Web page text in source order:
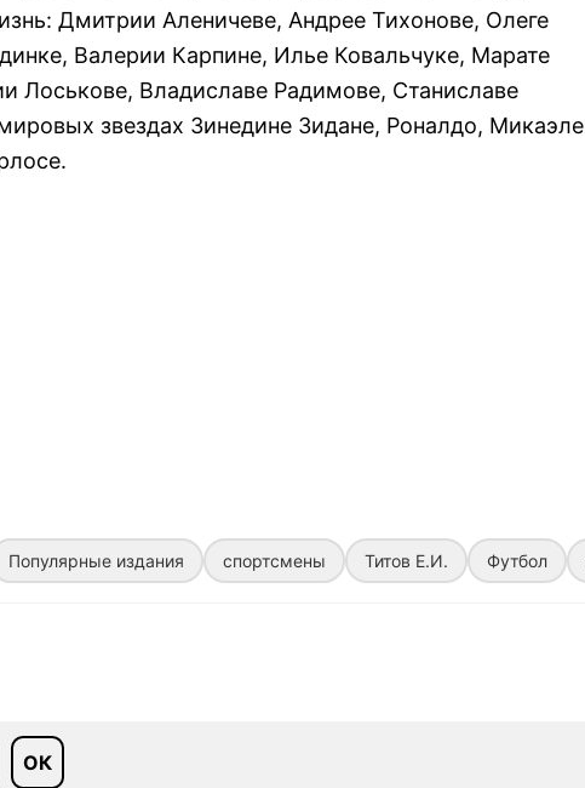
Дмитрии Аленичеве, Андрее Тихонове, Олеге
Валерии Карпине, Илье Ковальчуке, Марате
Лоськове, Владиславе Радимове, Станиславе
звездах Зинедине Зидане, Роналдо, Микаэле
Популярные издания спортсмены Титов Е.И. Футбол
ОК